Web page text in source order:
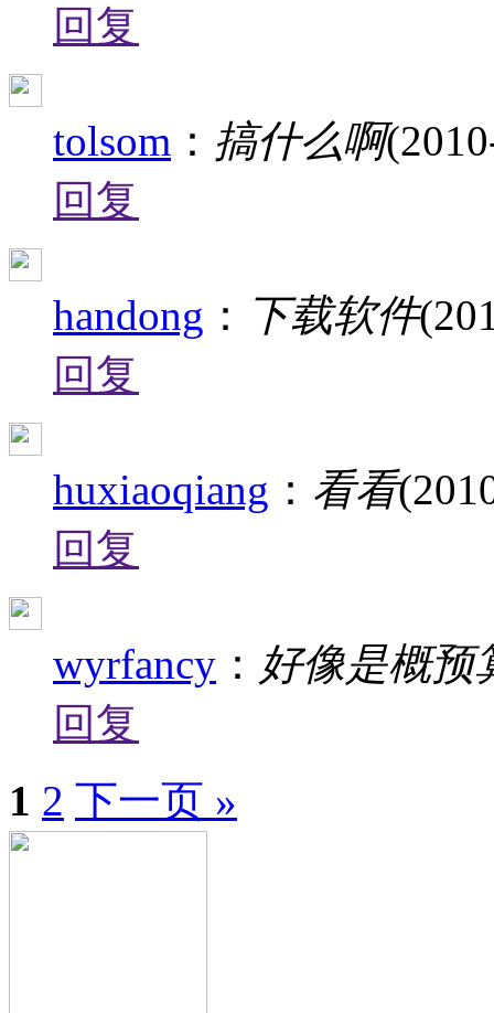
回复
tolsom ： 搞什么啊
回复
handong ： 下载软件
回复
huxiaoqiang ： 看看
回复
wyrfancy ： 好像是概预
回复
1 2 下一页 »